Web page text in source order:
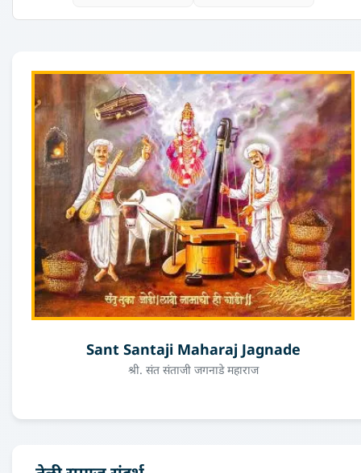
Sant Santaji Maharaj Jagnade
श्री. संत संताजी जगनाडे महाराज